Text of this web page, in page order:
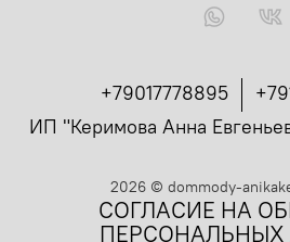
+79017778895
ИП "Керимова Анна
2026 © dommody-
СОГЛАСИЕ НА